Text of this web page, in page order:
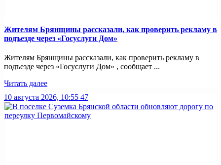
Жителям Брянщины рассказали, как проверить рекламу в
подъезде через «Госуслуги Дом»
Жителям Брянщины рассказали, как проверить рекламу в
подъезде через «Госуслуги Дом» , сообщает ...
Читать далее
10 августа 2026, 10:55 47